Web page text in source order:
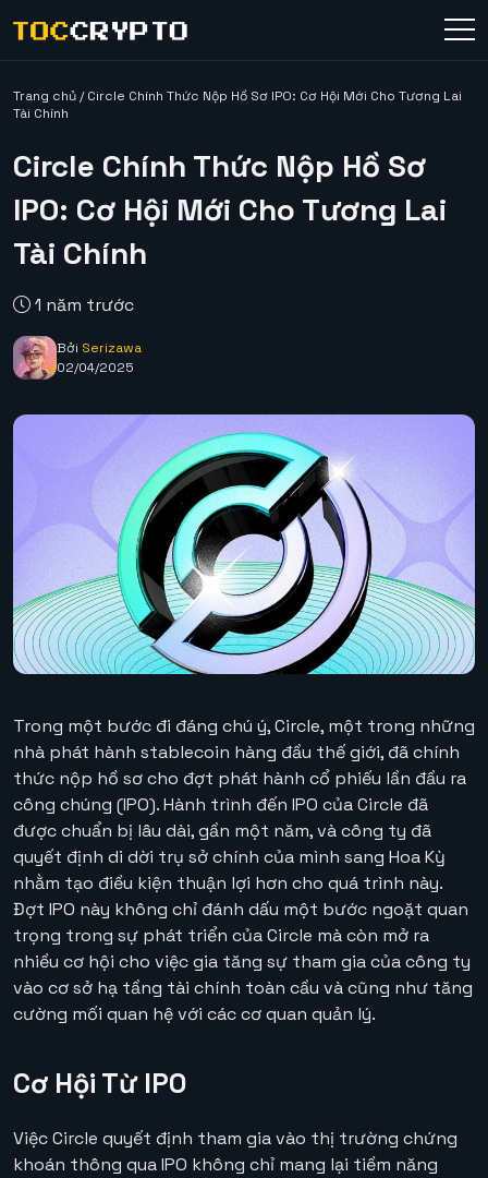
Trang chủ/Circle Chính Thức Nộp Hồ Sơ IPO: Cơ Hội Mới Cho Tương Lai
Tài Chính
Circle Chính Thức Nộp Hồ Sơ
IPO: Cơ Hội Mới Cho Tương Lai
Tài Chính
1 năm trước
Bởi Serizawa
02/04/2025
Trong một bước đi đáng chú ý, Circle, một trong những
nhà phát hành stablecoin hàng đầu thế giới, đã chính
thức nộp hồ sơ cho đợt phát hành cổ phiếu lần đầu ra
công chúng (IPO). Hành trình đến IPO của Circle đã
được chuẩn bị lâu dài, gần một năm, và công ty đã
quyết định di dời trụ sở chính của mình sang Hoa Kỳ
nhằm tạo điều kiện thuận lợi hơn cho quá trình này.
Đợt IPO này không chỉ đánh dấu một bước ngoặt quan
trọng trong sự phát triển của Circle mà còn mở ra
nhiều cơ hội cho việc gia tăng sự tham gia của công ty
vào cơ sở hạ tầng tài chính toàn cầu và cũng như tăng
cường mối quan hệ với các cơ quan quản lý.
Cơ Hội Từ IPO
Việc Circle quyết định tham gia vào thị trường chứng
khoán thông qua IPO không chỉ mang lại tiềm năng